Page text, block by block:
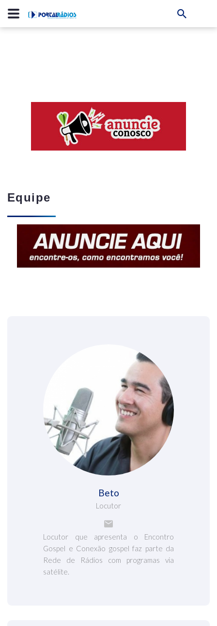
Equipe
Beto
Locutor
Locutor que apresenta o Encontro
Gospel e Conexão gospel faz parte da
Rede de Rádios com programas via
satélite.